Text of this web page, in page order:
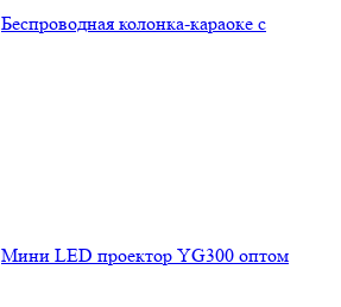
Беспроводная колонка-караоке с
Мини LED проектор YG300 оптом